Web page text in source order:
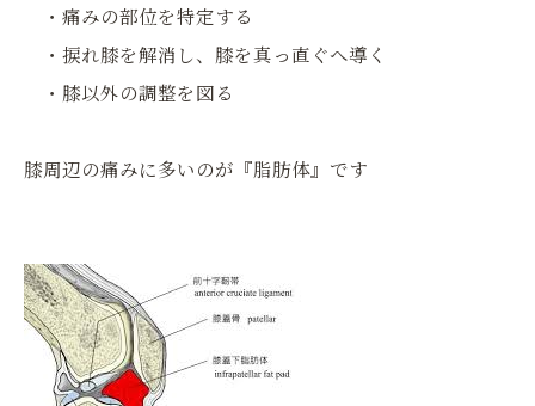
・痛みの部位を特定する
・捩れ膝を解消し、膝を真っ直ぐへ導く
・膝以外の調整を図る
膝周辺の痛みに多いのが『脂肪体』です